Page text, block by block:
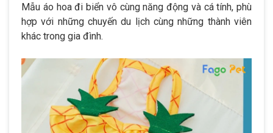
Mẫu áo hoa đi biển vô cùng năng động và cá tính, phù
hợp với những chuyến du lịch cùng những thành viên
khác trong gia đình.